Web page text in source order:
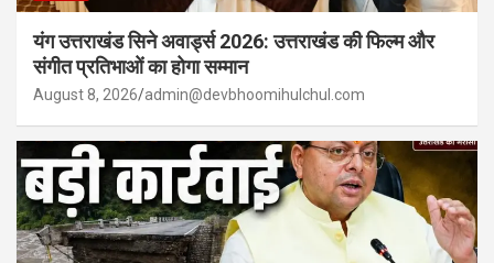
यंग उत्तराखंड सिने अवार्ड्स 2026: उत्तराखंड की फिल्म और
संगीत प्रतिभाओं का होगा सम्मान
August 8, 2026 admin@devbhoomihulchul.com